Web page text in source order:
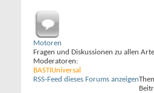
Motoren
Fragen und Diskussionen zu allen
Moderatoren:
BASTIUniversal
RSS-Feed dieses Forums anzeigen